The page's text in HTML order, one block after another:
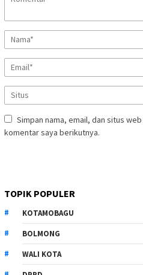
Simpan nama, email, dan situs
komentar saya berikutnya.
TOPIK POPULER
KOTAMOBAGU
BOLMONG
WALI KOTA